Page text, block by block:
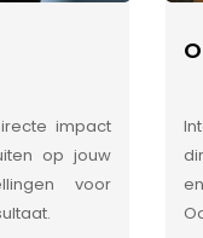
impact
op jouw
voor